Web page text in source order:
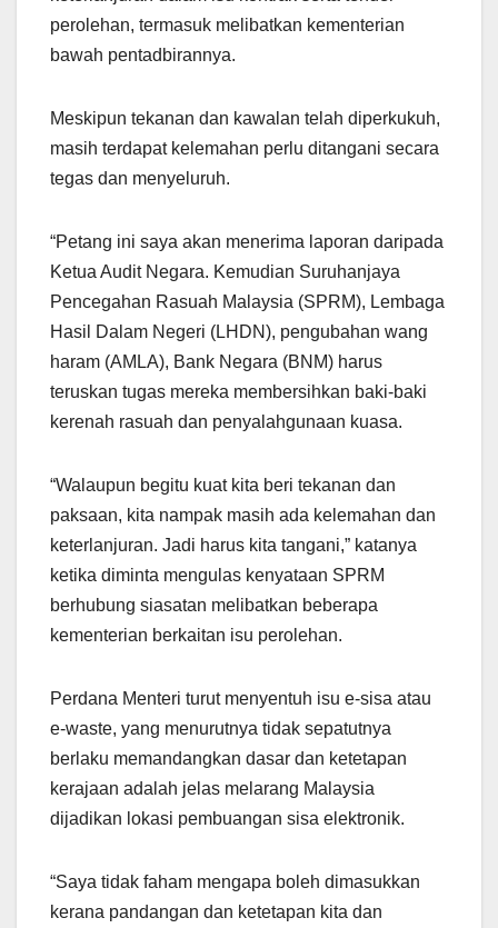
p
p
m o
o
perolehan, termasuk melibatkan kementerian
bawah pentadbirannya.
Meskipun tekanan dan kawalan telah diperkukuh,
masih terdapat kelemahan perlu ditangani secara
tegas dan menyeluruh.
“Petang ini saya akan menerima laporan daripada
Ketua Audit Negara. Kemudian Suruhanjaya
Pencegahan Rasuah Malaysia (SPRM), Lembaga
Hasil Dalam Negeri (LHDN), pengubahan wang
haram (AMLA), Bank Negara (BNM) harus
teruskan tugas mereka membersihkan baki-baki
kerenah rasuah dan penyalahgunaan kuasa.
“Walaupun begitu kuat kita beri tekanan dan
paksaan, kita nampak masih ada kelemahan dan
keterlanjuran. Jadi harus kita tangani,” katanya
ketika diminta mengulas kenyataan SPRM
berhubung siasatan melibatkan beberapa
kementerian berkaitan isu perolehan.
Perdana Menteri turut menyentuh isu e-sisa atau
e-waste, yang menurutnya tidak sepatutnya
berlaku memandangkan dasar dan ketetapan
kerajaan adalah jelas melarang Malaysia
dijadikan lokasi pembuangan sisa elektronik.
“Saya tidak faham mengapa boleh dimasukkan
kerana pandangan dan ketetapan kita dan